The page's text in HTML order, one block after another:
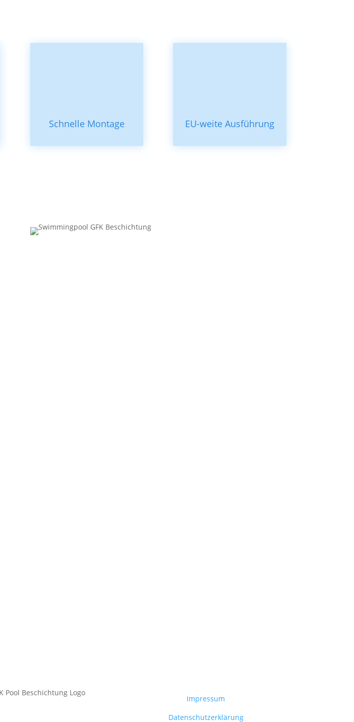
Schnelle Montage EU-weite Ausführung
Impressum
Datenschutzerklärung